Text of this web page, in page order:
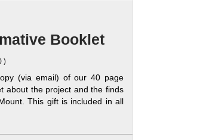
Booklet
)
(via email) of our 40 page
about the project and the finds
This gift is included in all